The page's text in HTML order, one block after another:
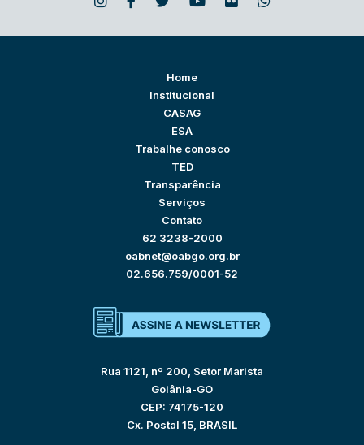
Home
Institucional
CASAG
ESA
Trabalhe conosco
TED
Transparência
Serviços
Contato
62 3238-2000
oabnet@oabgo.org.br
02.656.759/0001-52
Rua 1121, nº 200, Setor Marista
Goiânia-GO
CEP: 74175-120
Cx. Postal 15, BRASIL